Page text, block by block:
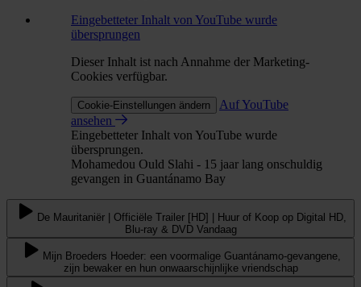
Eingebetteter Inhalt von YouTube wurde
übersprungen
Dieser Inhalt ist nach Annahme der Marketing-
Cookies verfügbar.
Cookie-Einstellungen ändern
Auf YouTube
ansehen
Eingebetteter Inhalt von YouTube wurde
übersprungen.
Mohamedou Ould Slahi - 15 jaar lang onschuldig
gevangen in Guantánamo Bay
De Mauritaniër | Officiële Trailer [HD] | Huur of Koop op Digital HD,
Blu-ray & DVD Vandaag
Mijn Broeders Hoeder: een voormalige Guantánamo-gevangene,
zijn bewaker en hun onwaarschijnlijke vriendschap